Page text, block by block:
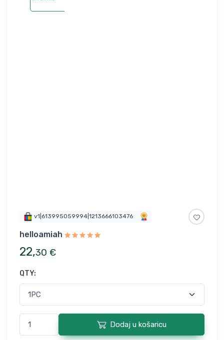
v1|613995059994|1213666103476
helloamiah
22,30 €
QTY:
Dodaj u košaricu